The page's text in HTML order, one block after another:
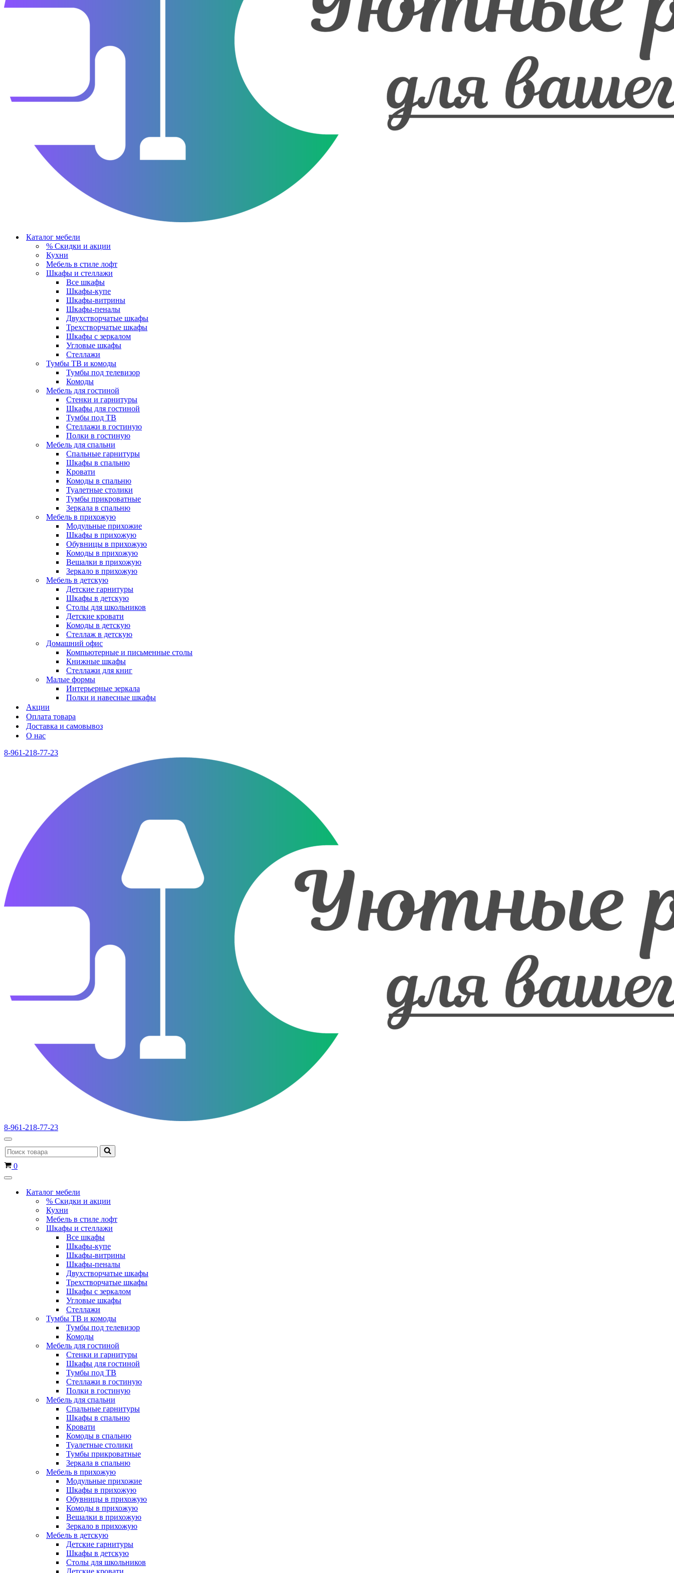
Каталог мебели
% Скидки и акции
Кухни
Мебель в стиле лофт
Шкафы и стеллажи
Все шкафы
Шкафы-купе
Шкафы-витрины
Шкафы-пеналы
Двухстворчатые шкафы
Трехстворчатые шкафы
Шкафы с зеркалом
Угловые шкафы
Стеллажи
Тумбы ТВ и комоды
Тумбы под телевизор
Комоды
Мебель для гостиной
Стенки и гарнитуры
Шкафы для гостиной
Тумбы под ТВ
Стеллажи в гостиную
Полки в гостиную
Мебель для спальни
Спальные гарнитуры
Шкафы в спальню
Кровати
Комоды в спальню
Туалетные столики
Тумбы прикроватные
Зеркала в спальню
Мебель в прихожую
Модульные прихожие
Шкафы в прихожую
Обувницы в прихожую
Комоды в прихожую
Вешалки в прихожую
Зеркало в прихожую
Мебель в детскую
Детские гарнитуры
Шкафы в детскую
Столы для школьников
Детские кровати
Комоды в детскую
Стеллаж в детскую
Домашний офис
Компьютерные и письменные столы
Книжные шкафы
Стеллажи для книг
Малые формы
Интерьерные зеркала
Полки и навесные шкафы
Акции
Оплата товара
Доставка и самовывоз
О нас
8-961-218-77-23
8-961-218-77-23
Меню
навигации
Искать...
Корзина
0
Меню
навигацииКаталог мебели
% Скидки и акции
Кухни
Мебель в стиле лофт
Шкафы и стеллажи
Все шкафы
Шкафы-купе
Шкафы-витрины
Шкафы-пеналы
Двухстворчатые шкафы
Трехстворчатые шкафы
Шкафы с зеркалом
Угловые шкафы
Стеллажи
Тумбы ТВ и комоды
Тумбы под телевизор
Комоды
Мебель для гостиной
Стенки и гарнитуры
Шкафы для гостиной
Тумбы под ТВ
Стеллажи в гостиную
Полки в гостиную
Мебель для спальни
Спальные гарнитуры
Шкафы в спальню
Кровати
Комоды в спальню
Туалетные столики
Тумбы прикроватные
Зеркала в спальню
Мебель в прихожую
Модульные прихожие
Шкафы в прихожую
Обувницы в прихожую
Комоды в прихожую
Вешалки в прихожую
Зеркало в прихожую
Мебель в детскую
Детские гарнитуры
Шкафы в детскую
Столы для школьников
Детские кровати